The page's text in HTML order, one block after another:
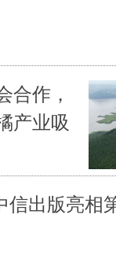
合作，
产业吸
信出版亮相